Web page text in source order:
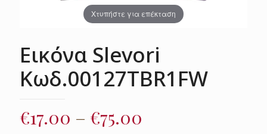
Χτυπήστε για επέκταση
Εικόνα Slevori
Κωδ.00127TBR1FW
€17.00 – €75.00